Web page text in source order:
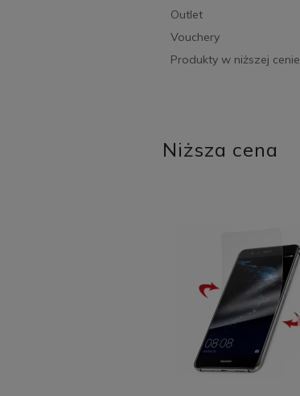
Outlet
Vouchery
Produkty w niższej cenie
Niższa cena